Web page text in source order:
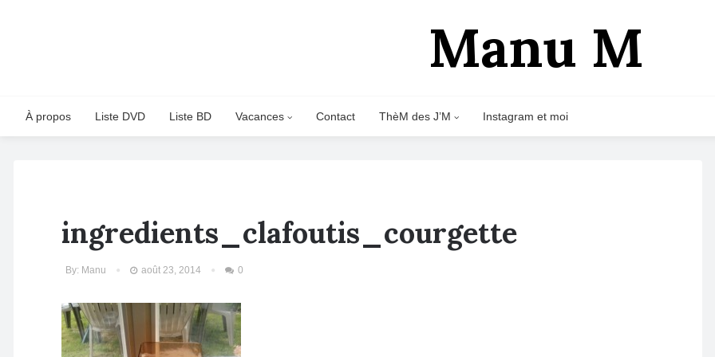
Manu M
À propos Liste DVD Liste BD Vacances Contact ThèM des J’M Instagram et moi
ingredients_clafoutis_courgette
By: Manu août 23, 2014 0